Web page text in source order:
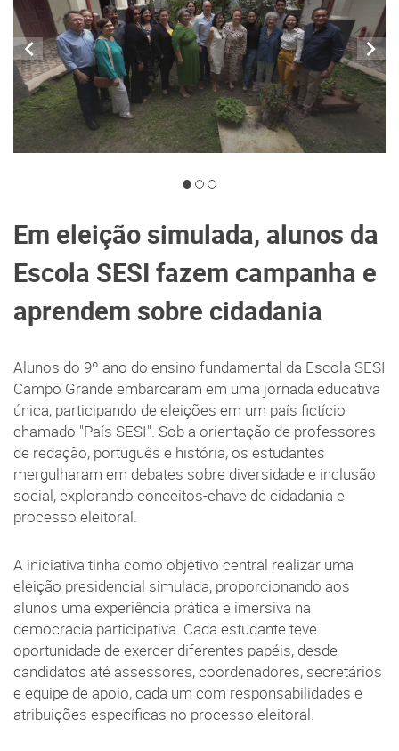
Em eleição simulada, alunos da
Escola SESI fazem campanha e
aprendem sobre cidadania
Alunos do 9º ano do ensino fundamental da Escola SESI
Campo Grande embarcaram em uma jornada educativa
única, participando de eleições em um país fictício
chamado "País SESI". Sob a orientação de professores
de redação, português e história, os estudantes
mergulharam em debates sobre diversidade e inclusão
social, explorando conceitos-chave de cidadania e
processo eleitoral.
A iniciativa tinha como objetivo central realizar uma
eleição presidencial simulada, proporcionando aos
alunos uma experiência prática e imersiva na
democracia participativa. Cada estudante teve
oportunidade de exercer diferentes papéis, desde
candidatos até assessores, coordenadores, secretários
e equipe de apoio, cada um com responsabilidades e
atribuições específicas no processo eleitoral.